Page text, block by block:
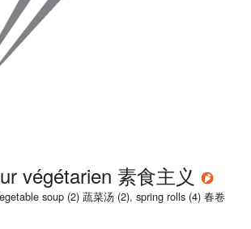
végétarien 素食主义
soup (2) 蔬菜汤 (2), spring rolls (4) 春卷